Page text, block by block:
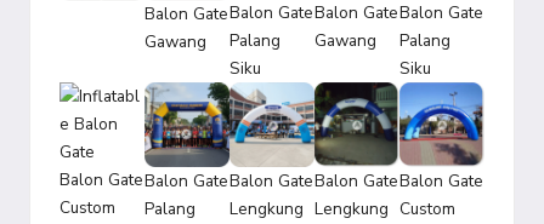
Balon Gate
Gawang
Balon Gate
Palang
Siku
Balon Gate
Gawang
Balon Gate
Palang
Siku
Balon Gate
Custom
Balon Gate
Palang
Balon Gate
Lengkung
Balon Gate
Lengkung
Balon Gate
Custom